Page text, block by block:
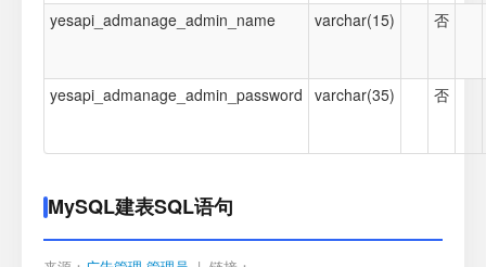
yesapi_admanage_admin_name
varchar(15) 否
yesapi_admanage_admin_password varchar(35) 否
MySQL建表SQL语句